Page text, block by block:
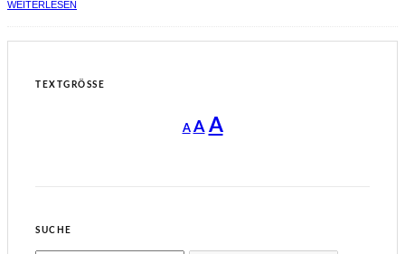
WEITERLESEN
TEXTGRÖSSE
A
Decrease
font
A Reset
AIncrease
SUCHE